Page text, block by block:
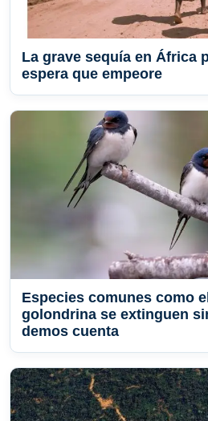
La grave sequía en África
espera que empeore
Especies comunes como
golondrina se extinguen
demos cuenta